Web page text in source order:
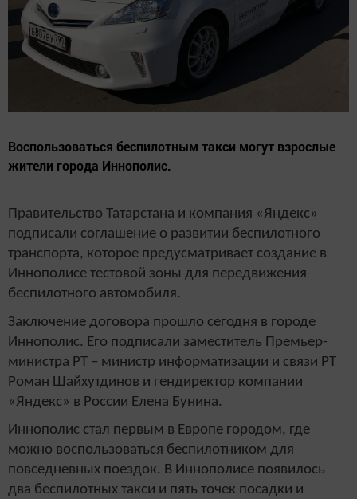
Воспользоваться беспилотным такси могут взрослые
жители города Иннополис.
Правительство Татарстана и компания «Яндекс»
подписали соглашение о развитии беспилотного
транспорта, которое предусматривает создание в
Иннополисе тестовой зоны для передвижения
беспилотного автомобиля.
Заключение договора прошло сегодня в городе
Иннополис. Его подписали заместитель Премьер-
министра РТ – министр информатизации и связи РТ
Роман Шайхутдинов и гендиректор компании
«Яндекс» в России Елена Бунина.
Иннополис стал первым в Европе городом, где
можно воспользоваться беспилотником для
повседневных поездок. В Иннополисе появилось
два беспилотных такси и пять точек посадки и